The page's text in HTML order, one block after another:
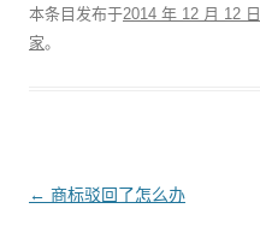
本条目发布于2014 年 12 月 12 日
家。
文
← 商标驳回了怎么办